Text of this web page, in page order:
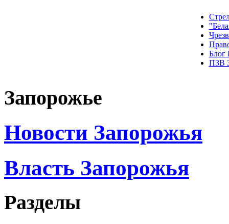
Блог
ПЗВ
Запорожье
Новости Запорожья
Власть Запорожья
Разделы